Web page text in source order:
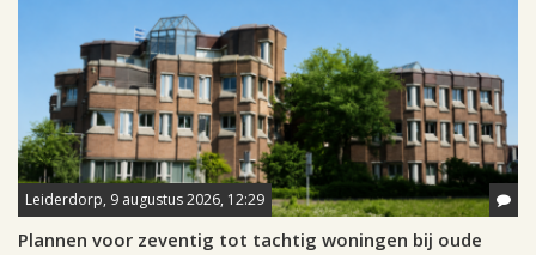
Leiderdorp, 9 augustus 2026, 12:29
Plannen voor zeventig tot tachtig woningen bij oude